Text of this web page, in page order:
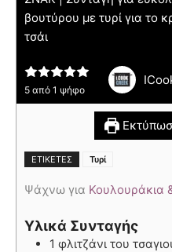
βουτύρου με τυρί για το
τσάι
5 από 1 ψήφο
ΕΤΙΚΈΤΕΣ Τυρί
Ψάχνω για Κουλουράκια
Υλικά Συνταγής
1 φλιτζάνι του